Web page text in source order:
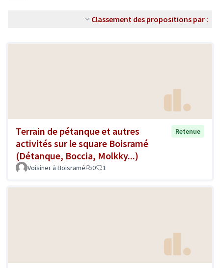
Classement des propositions par :
Terrain de pétanque et autres
activités sur le square Boisramé
(Détanque, Boccia, Molkky...)
Retenue
Voisiner à Boisramé 0 1